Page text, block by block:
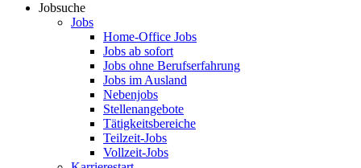
Jobsuche
Jobs
Home-Office Jobs
Jobs ab sofort
Jobs ohne Berufserfahrung
Jobs im Ausland
Nebenjobs
Stellenangebote
Tätigkeitsbereiche
Teilzeit-Jobs
Vollzeit-Jobs